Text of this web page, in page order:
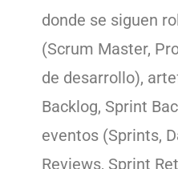
donde se siguen
(Scrum Master,
de desarrollo),
Backlog, Sprint
eventos (Sprints,
Reviews, Sprint